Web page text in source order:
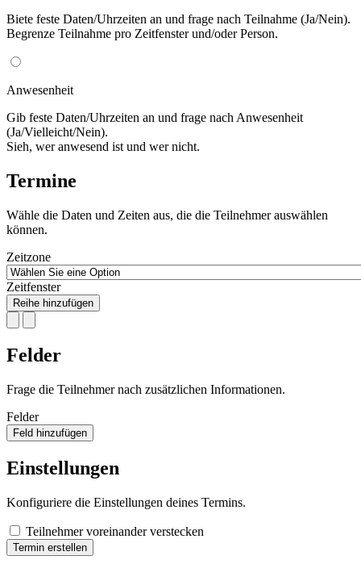
Biete feste Daten/Uhrzeiten an und frage nach Teilnahme (Ja/Nein).
Begrenze Teilnahme pro Zeitfenster und/oder Person.
Anwesenheit
Gib feste Daten/Uhrzeiten an und frage nach Anwesenheit
(Ja/Vielleicht/Nein).
Sieh, wer anwesend ist und wer nicht.
Termine
Wähle die Daten und Zeiten aus, die die Teilnehmer auswählen
können.
Zeitzone
Zeitfenster
Reihe hinzufügen
Felder
Frage die Teilnehmer nach zusätzlichen Informationen.
Felder
Feld hinzufügen
Einstellungen
Konfiguriere die Einstellungen deines Termins.
Teilnehmer voreinander verstecken
Termin erstellen